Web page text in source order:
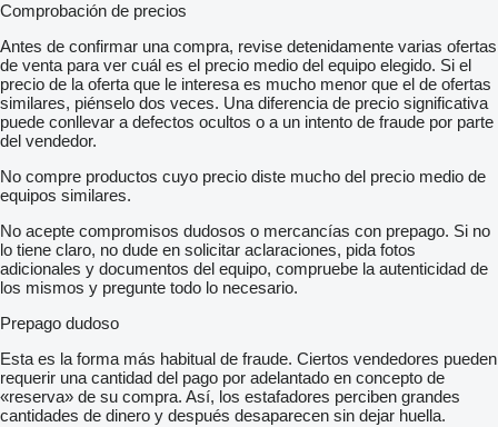
Comprobación de precios
Antes de confirmar una compra, revise detenidamente varias ofertas
de venta para ver cuál es el precio medio del equipo elegido. Si el
precio de la oferta que le interesa es mucho menor que el de ofertas
similares, piénselo dos veces. Una diferencia de precio significativa
puede conllevar a defectos ocultos o a un intento de fraude por parte
del vendedor.
No compre productos cuyo precio diste mucho del precio medio de
equipos similares.
No acepte compromisos dudosos o mercancías con prepago. Si no
lo tiene claro, no dude en solicitar aclaraciones, pida fotos
adicionales y documentos del equipo, compruebe la autenticidad de
los mismos y pregunte todo lo necesario.
Prepago dudoso
Esta es la forma más habitual de fraude. Ciertos vendedores pueden
requerir una cantidad del pago por adelantado en concepto de
«reserva» de su compra. Así, los estafadores perciben grandes
cantidades de dinero y después desaparecen sin dejar huella.